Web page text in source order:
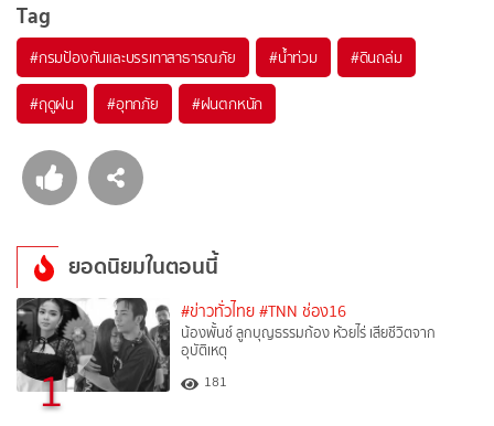
Tag
#กรมป้องกันและบรรเทาสาธารณภัย #น้ำท่วม #ดินถล่ม
#ฤดูฝน #อุทกภัย #ฝนตกหนัก
ยอดนิยมในตอนนี้
1
#ข่าวทั่วไทย #TNN ช่อง16
น้องพั้นช์ ลูกบุญธรรมก้อง ห้วยไร่ เสียชีวิตจาก
อุบัติเหตุ
181